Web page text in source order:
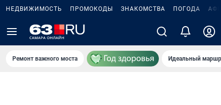
НЕДВИЖИМОСТЬ ПРОМОКОДЫ ЗНАКОМСТВА ПОГОДА
Ремонт важного моста Идеальный